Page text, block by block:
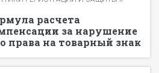
расчета
за нарушение
права на товарный знак